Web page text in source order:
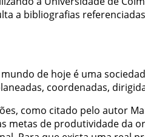
a bibliografias referenciadas
mundo de hoje é uma
, coordenadas,
, como citado pelo autor
metas de produtividade da